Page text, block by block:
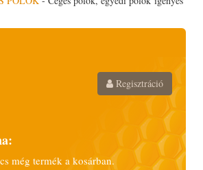
Regisztráció
még termék a kosárban.